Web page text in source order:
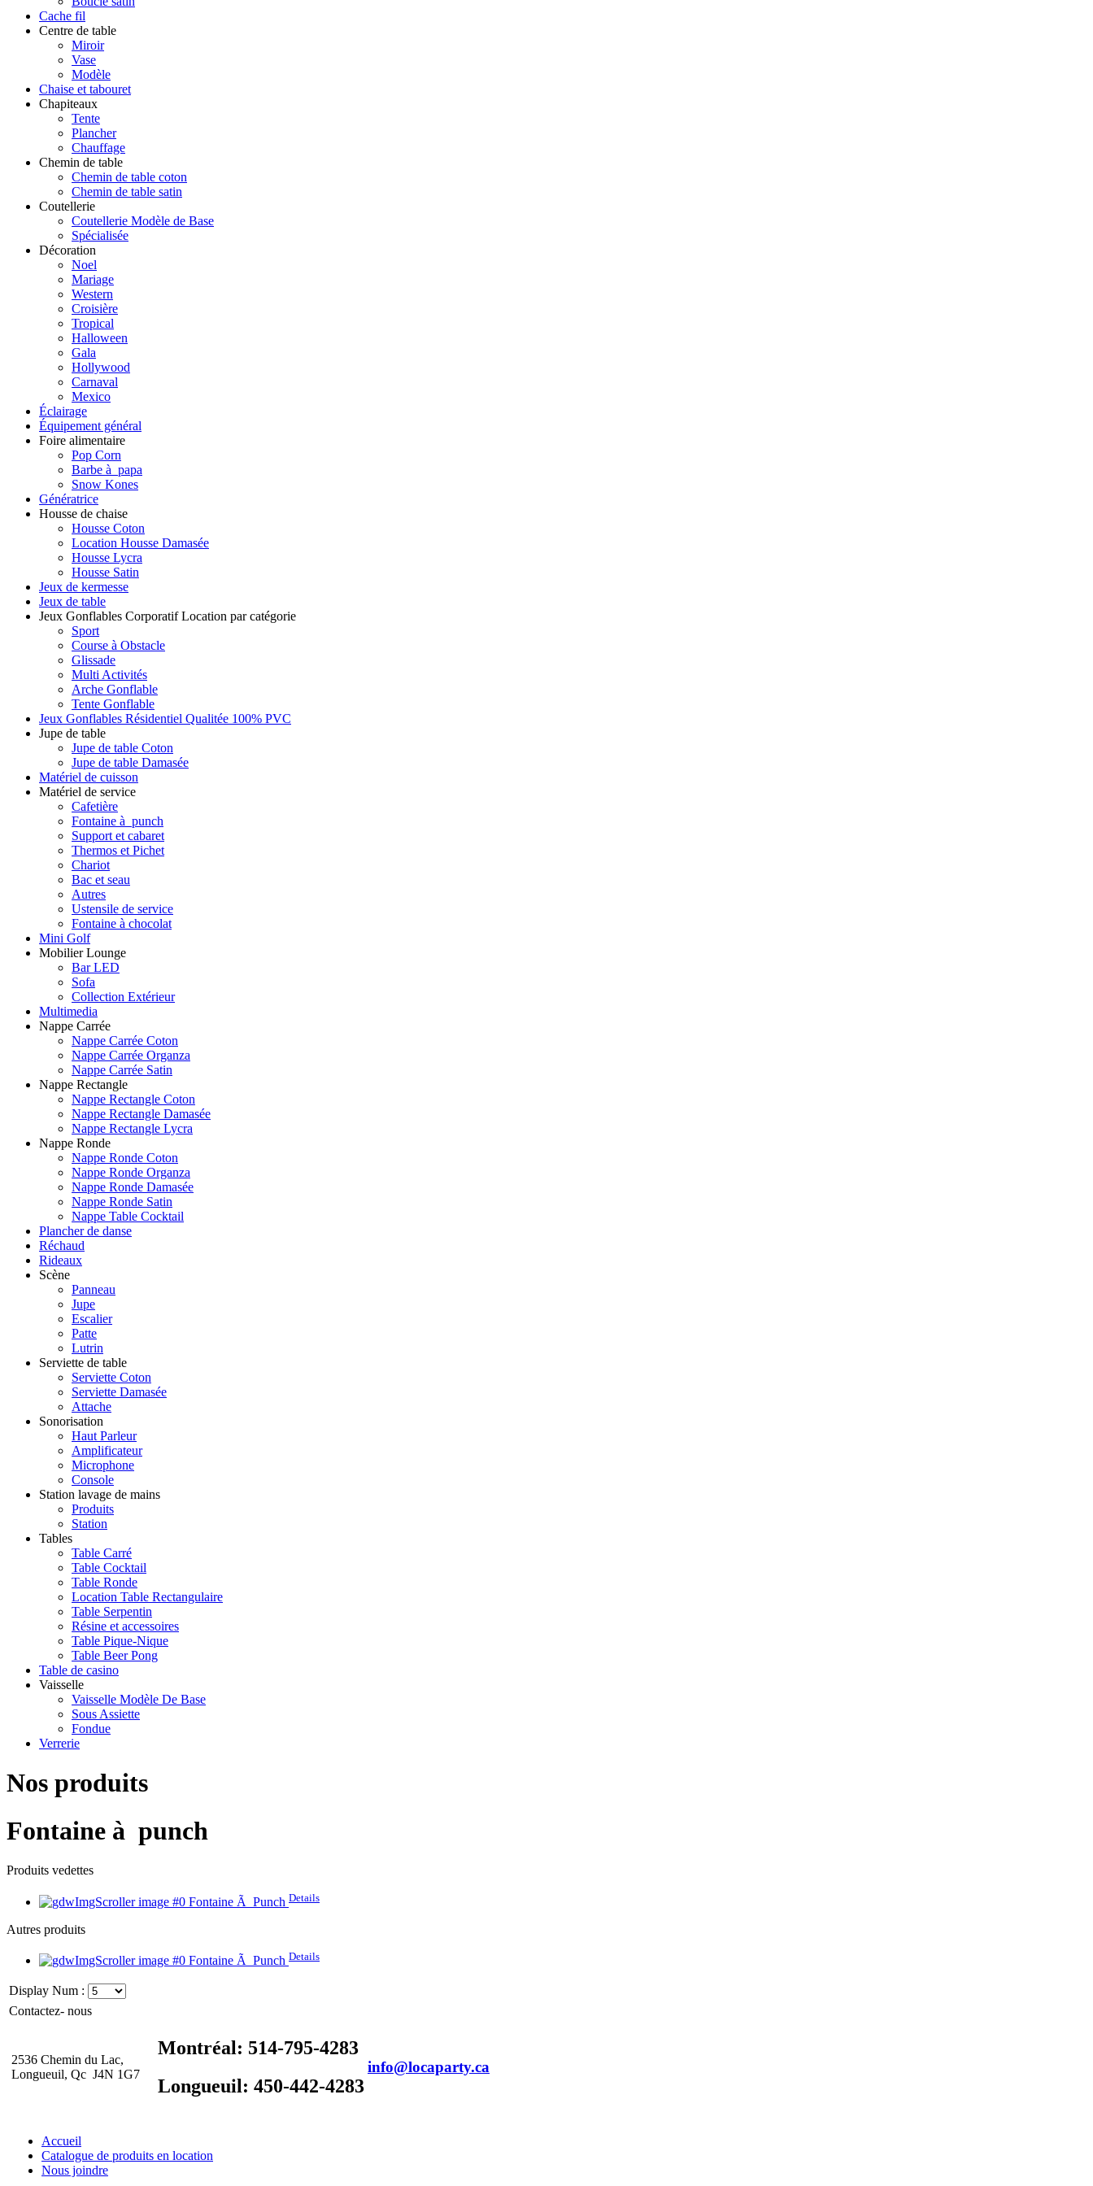
Cache fil
Centre de table
Miroir
Vase
Modèle
Chaise et tabouret
Chapiteaux
Tente
Plancher
Chauffage
Chemin de table
Chemin de table coton
Chemin de table satin
Coutellerie
Coutellerie Modèle de Base
Spécialisée
Décoration
Noel
Mariage
Western
Croisière
Tropical
Halloween
Gala
Hollywood
Carnaval
Mexico
Éclairage
Équipement général
Foire alimentaire
Pop Corn
Barbe à papa
Snow Kones
Génératrice
Housse de chaise
Housse Coton
Location Housse Damasée
Housse Lycra
Housse Satin
Jeux de kermesse
Jeux de table
Jeux Gonflables Corporatif Location par catégorie
Sport
Course à Obstacle
Glissade
Multi Activités
Arche Gonflable
Tente Gonflable
Jeux Gonflables Résidentiel Qualitée 100% PVC
Jupe de table
Jupe de table Coton
Jupe de table Damasée
Matériel de cuisson
Matériel de service
Cafetière
Fontaine à punch
Support et cabaret
Thermos et Pichet
Chariot
Bac et seau
Autres
Ustensile de service
Fontaine à chocolat
Mini Golf
Mobilier Lounge
Bar LED
Sofa
Collection Extérieur
Multimedia
Nappe Carrée
Nappe Carrée Coton
Nappe Carrée Organza
Nappe Carrée Satin
Nappe Rectangle
Nappe Rectangle Coton
Nappe Rectangle Damasée
Nappe Rectangle Lycra
Nappe Ronde
Nappe Ronde Coton
Nappe Ronde Organza
Nappe Ronde Damasée
Nappe Ronde Satin
Nappe Table Cocktail
Plancher de danse
Réchaud
Rideaux
Scène
Panneau
Jupe
Escalier
Patte
Lutrin
Serviette de table
Serviette Coton
Serviette Damasée
Attache
Sonorisation
Haut Parleur
Amplificateur
Microphone
Console
Station lavage de mains
Produits
Station
Tables
Table Carré
Table Cocktail
Table Ronde
Location Table Rectangulaire
Table Serpentin
Résine et accessoires
Table Pique-Nique
Table Beer Pong
Table de casino
Vaisselle
Vaisselle Modèle De Base
Sous Assiette
Fondue
Verrerie
Nos produits
Fontaine à punch
Produits vedettes
Fontaine Ã Punch Details
Autres produits
Fontaine Ã Punch Details
Display Num :
Contactez- nous
2536 Chemin du Lac,
Longueuil, Qc J4N 1G7
Montréal: 514-795-4283
Longueuil: 450-442-4283
info@locaparty.ca
Accueil
Catalogue de produits en location
Nous joindre